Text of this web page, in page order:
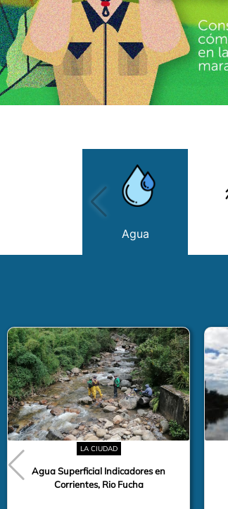
Agua
LA CIUDAD
Agua Superficial Indicadores en
Corrientes, Rio Fucha